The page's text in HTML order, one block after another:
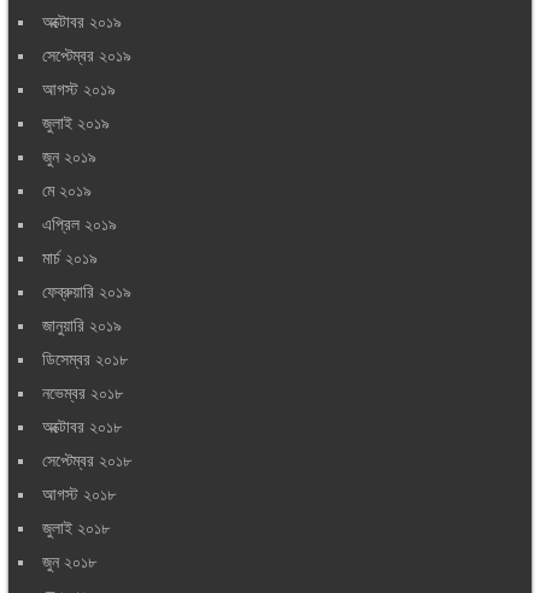
অক্টোবর ২০১৯
সেপ্টেম্বর ২০১৯
আগস্ট ২০১৯
জুলাই ২০১৯
জুন ২০১৯
মে ২০১৯
এপ্রিল ২০১৯
মার্চ ২০১৯
ফেব্রুয়ারি ২০১৯
জানুয়ারি ২০১৯
ডিসেম্বর ২০১৮
নভেম্বর ২০১৮
অক্টোবর ২০১৮
সেপ্টেম্বর ২০১৮
আগস্ট ২০১৮
জুলাই ২০১৮
জুন ২০১৮